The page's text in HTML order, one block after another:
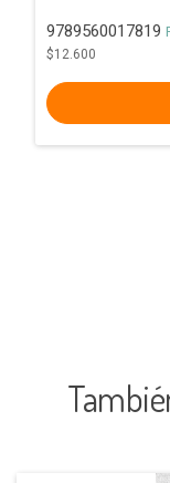
9789560017819
$12.600